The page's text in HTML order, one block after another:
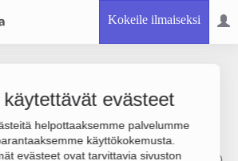
Kokeile ilmaiseksi
käytettävät evästeet
helpottaaksemme palvelumme
käyttökokemusta.
evästeet ovat tarvittavia sivuston
Alihankkija Oy